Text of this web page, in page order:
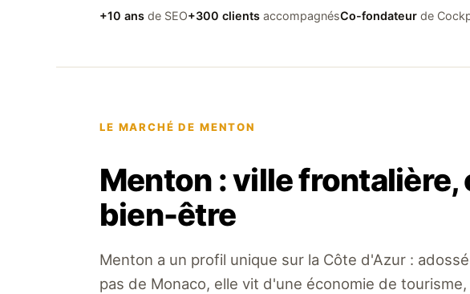
+10 ans de SEO+300 clients accompagnésCo-fondateur de
LE MARCHÉ DE MENTON
Menton : ville
bien-être
Menton a un profil unique sur la Côte d'Azur :
pas de Monaco, elle vit d'une économie de